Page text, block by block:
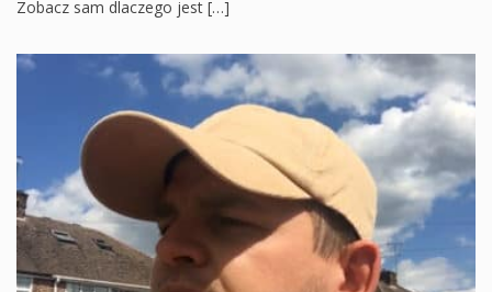
Zobacz sam dlaczego jest […]